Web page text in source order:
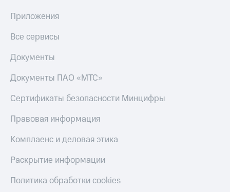
Приложения
Все сервисы
Документы
Документы ПАО «МТС»
Сертификаты безопасности Минцифры
Правовая информация
Комплаенс и деловая этика
Раскрытие информации
Политика обработки cookies